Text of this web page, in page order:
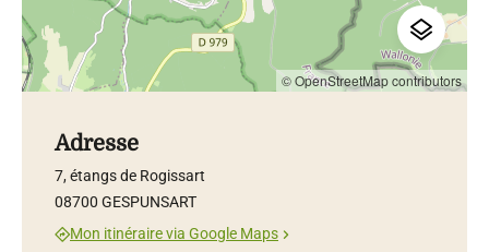
© OpenStreetMap contributors
Adresse
7, étangs de Rogissart
08700 GESPUNSART
Mon itinéraire via Google Maps